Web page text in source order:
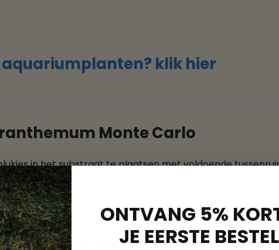
aquariumplanten? klik hier
Monte Carlo
in het substraat te plaatsen met voldoende
gezonde groei.
en voorkomt verstikking van het tapijt.
voor een frisgroene kleur.
ONTVANG 5%
JE EERSTE